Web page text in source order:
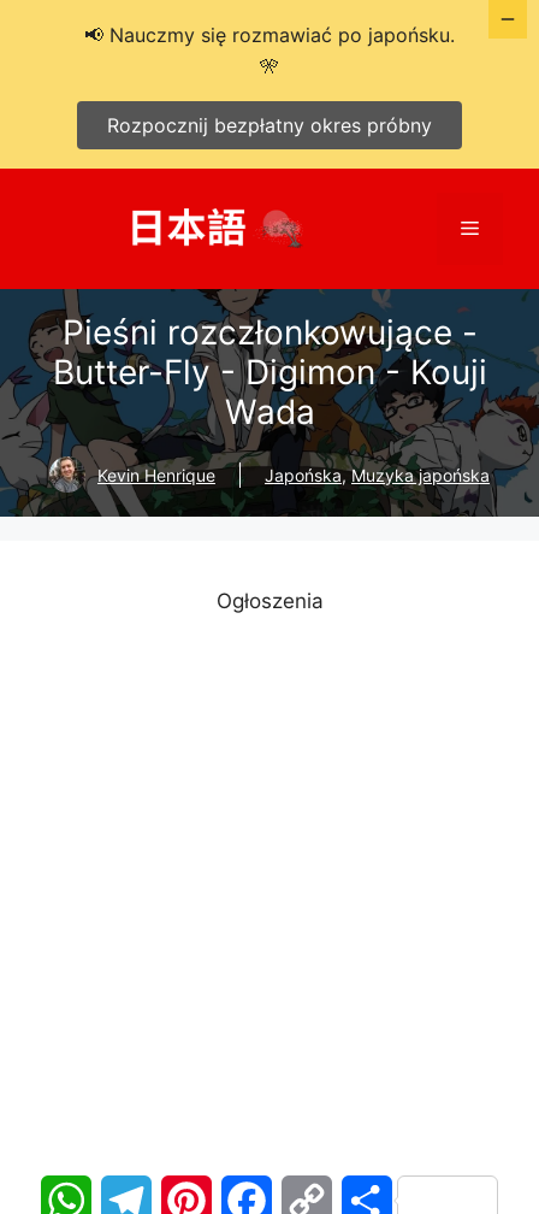
Menu
Pieśni rozczłonkowujące -
Butter-Fly - Digimon - Kouji
Wada
Kevin Henrique Japońska,Muzyka japońska
Ogłoszenia
W S
📢 Nauczmy się rozmawiać po japońsku.
🎌
Rozpocznij bezpłatny okres próbny